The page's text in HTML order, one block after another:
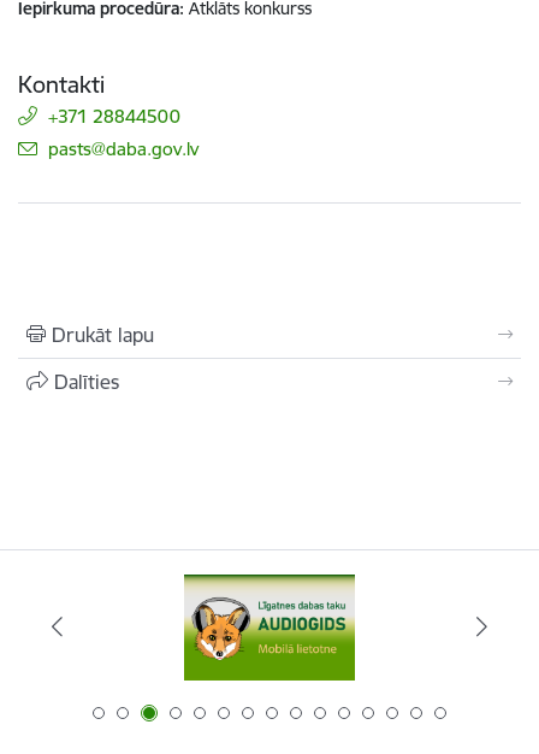
Iepirkuma procedūra Atklāts konkurss
Kontakti
+371 28844500
E-pasts:
pasts@daba.gov.lv
Drukāt lapu
Dalīties